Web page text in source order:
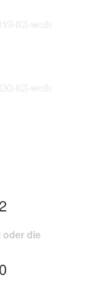
KS-web
KS-web
oder die